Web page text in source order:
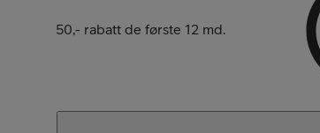
50,- rabatt de første 12 md.